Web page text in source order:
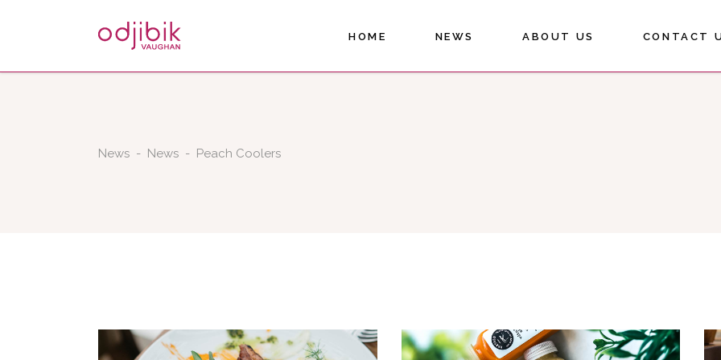
HOME NEWS ABOUT US CONTACT
News - News - Peach Coolers